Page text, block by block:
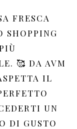
FRESCA
SHOPPING
🥰 DA AVM
IL
UN
DI GUSTO